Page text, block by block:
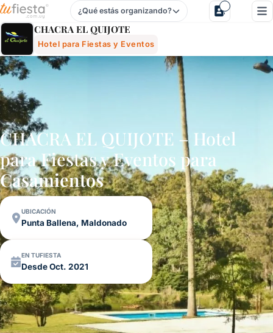
Chacra El Quijote - Hotel Para Fiestas Y Eventos En Punta
¿Qué estás organizando?
CHACRA EL QUIJOTE
Hotel para Fiestas y Eventos
CHACRA EL QUIJOTE – Hotel
para Fiestas y Eventos para
Casamientos
UBICACIÓN
Punta Ballena, Maldonado
EN TUFIESTA
Desde Oct. 2021